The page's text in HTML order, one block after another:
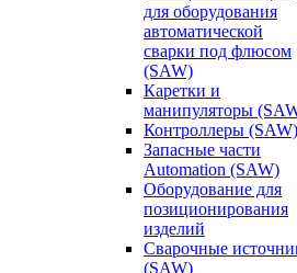
для оборудования
автоматической
сварки под флюсом
(SAW)
Каретки и
манипуляторы
Контроллеры (SAW)
Запасные части
Automation (SAW)
Оборудование для
позиционирования
изделий
Сварочные
(SAW)